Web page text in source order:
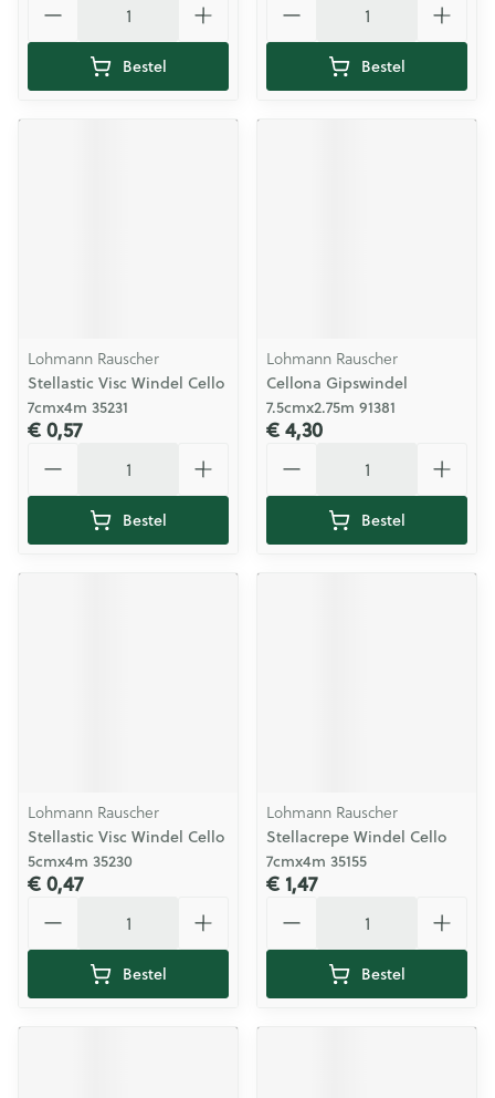
Bestel Bestel
Lohmann Rauscher
Stellastic Visc Windel Cello
7cmx4m 35231
€ 0,57
Bestel
Lohmann Rauscher
Cellona Gipswindel
7.5cmx2.75m 91381
€ 4,30
Bestel
Lohmann Rauscher
Stellastic Visc Windel Cello
5cmx4m 35230
€ 0,47
Bestel
Lohmann Rauscher
Stellacrepe Windel Cello
7cmx4m 35155
€ 1,47
Bestel